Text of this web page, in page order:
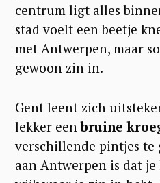
centrum ligt alles
stad voelt een beetje
met Antwerpen, maar
gewoon zin in.
Gent leent zich
lekker eenbruine
verschillende pintjes te
aan Antwerpen is dat